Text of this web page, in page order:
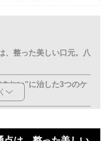
、整った美しい口元。八
きれい”に治した3つのケ